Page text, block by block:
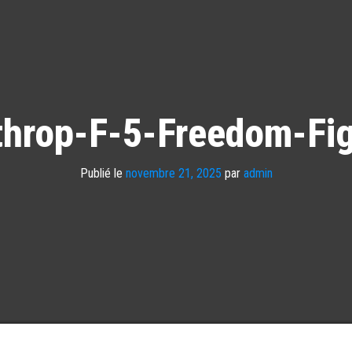
F-5-Freedom-
Publié le novembre 21, 2025 par admin